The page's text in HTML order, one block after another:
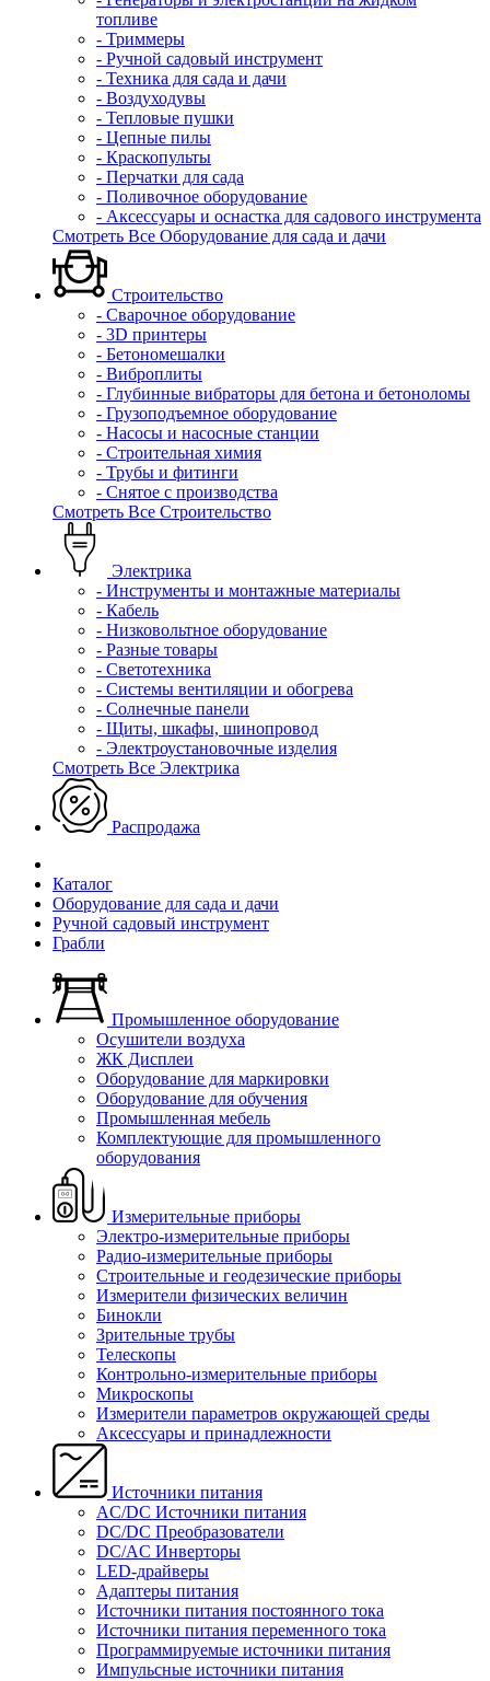
топливе
- Триммеры
- Ручной садовый инструмент
- Техника для сада и дачи
- Воздуходувы
- Тепловые пушки
- Цепные пилы
- Краскопульты
- Перчатки для сада
- Поливочное оборудование
- Аксессуары и оснастка для садового инструмента
Смотреть Все Оборудование для сада и дачи
Строительство
- Сварочное оборудование
- 3D принтеры
- Бетономешалки
- Виброплиты
- Глубинные вибраторы для бетона и бетоноломы
- Грузоподъемное оборудование
- Насосы и насосные станции
- Строительная химия
- Трубы и фитинги
- Снятое с производства
Смотреть Все Строительство
Электрика
- Инструменты и монтажные материалы
- Кабель
- Низковольтное оборудование
- Разные товары
- Светотехника
- Системы вентиляции и обогрева
- Солнечные панели
- Щиты, шкафы, шинопровод
- Электроустановочные изделия
Смотреть Все Электрика
Распродажа
Каталог
Оборудование для сада и дачи
Ручной садовый инструмент
Грабли
Промышленное оборудование
Осушители воздуха
ЖК Дисплеи
Оборудование для маркировки
Оборудование для обучения
Промышленная мебель
Комплектующие для промышленного
оборудования
Измерительные приборы
Электро-измерительные приборы
Радио-измерительные приборы
Строительные и геодезические приборы
Измерители физических величин
Бинокли
Зрительные трубы
Телескопы
Контрольно-измерительные приборы
Микроскопы
Измерители параметров окружающей среды
Аксессуары и принадлежности
Источники питания
AC/DC Источники питания
DC/DC Преобразователи
DC/AC Инверторы
LED-драйверы
Адаптеры питания
Источники питания постоянного тока
Источники питания переменного тока
Программируемые источники питания
Импульсные источники питания